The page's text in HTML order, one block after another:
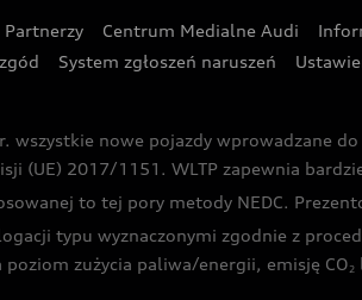
Partnerzy Centrum Medialne Audi
System zgłoszeń naruszeń
wszystkie nowe pojazdy wprowadzane
(UE) 2017/1151. WLTP zapewnia
to tej pory metody NEDC.
typu wyznaczonymi zgodnie z
poziom zużycia paliwa/energii, emisję CO2